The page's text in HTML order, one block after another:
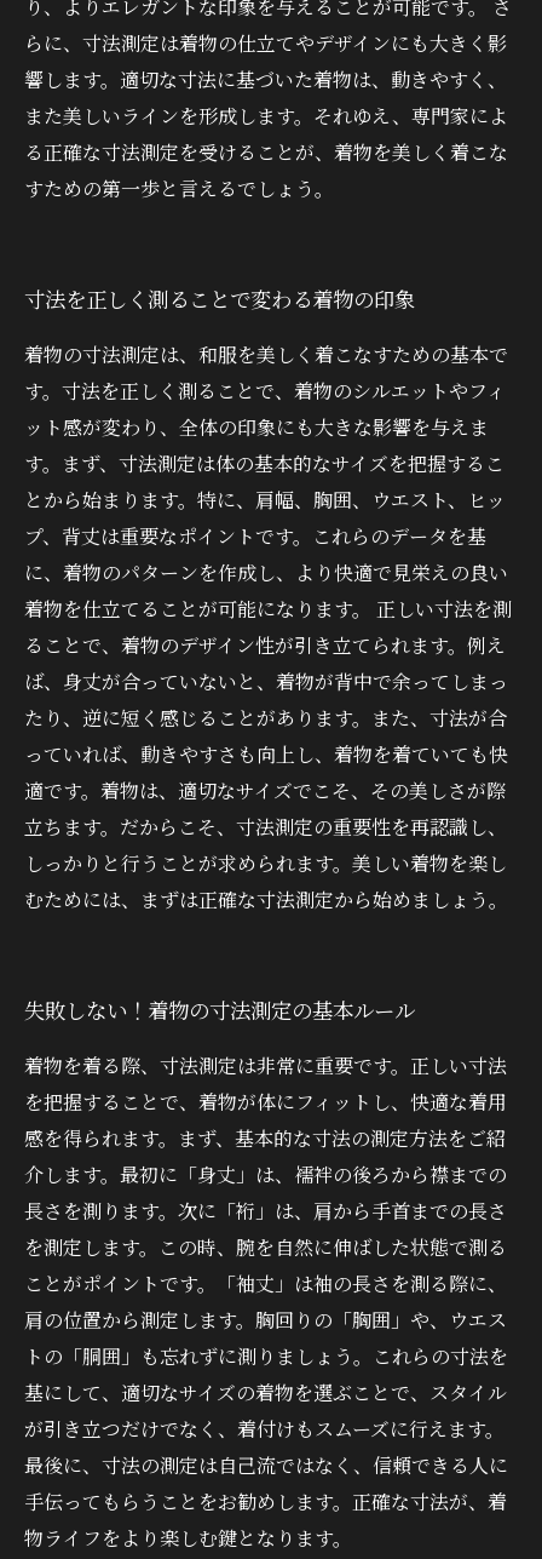
り、よりエレガントな印象を与えることが可能です。 さ
らに、寸法測定は着物の仕立てやデザインにも大きく影
響します。適切な寸法に基づいた着物は、動きやすく、
また美しいラインを形成します。それゆえ、専門家によ
る正確な寸法測定を受けることが、着物を美しく着こな
すための第一歩と言えるでしょう。
寸法を正しく測ることで変わる着物の印象
着物の寸法測定は、和服を美しく着こなすための基本で
す。寸法を正しく測ることで、着物のシルエットやフィ
ット感が変わり、全体の印象にも大きな影響を与えま
す。まず、寸法測定は体の基本的なサイズを把握するこ
とから始まります。特に、肩幅、胸囲、ウエスト、ヒッ
プ、背丈は重要なポイントです。これらのデータを基
に、着物のパターンを作成し、より快適で見栄えの良い
着物を仕立てることが可能になります。 正しい寸法を測
ることで、着物のデザイン性が引き立てられます。例え
ば、身丈が合っていないと、着物が背中で余ってしまっ
たり、逆に短く感じることがあります。また、寸法が合
っていれば、動きやすさも向上し、着物を着ていても快
適です。着物は、適切なサイズでこそ、その美しさが際
立ちます。だからこそ、寸法測定の重要性を再認識し、
しっかりと行うことが求められます。美しい着物を楽し
むためには、まずは正確な寸法測定から始めましょう。
失敗しない！着物の寸法測定の基本ルール
着物を着る際、寸法測定は非常に重要です。正しい寸法
を把握することで、着物が体にフィットし、快適な着用
感を得られます。まず、基本的な寸法の測定方法をご紹
介します。最初に「身丈」は、襦袢の後ろから襟までの
長さを測ります。次に「裄」は、肩から手首までの長さ
を測定します。この時、腕を自然に伸ばした状態で測る
ことがポイントです。「袖丈」は袖の長さを測る際に、
肩の位置から測定します。胸回りの「胸囲」や、ウエス
トの「胴囲」も忘れずに測りましょう。これらの寸法を
基にして、適切なサイズの着物を選ぶことで、スタイル
が引き立つだけでなく、着付けもスムーズに行えます。
最後に、寸法の測定は自己流ではなく、信頼できる人に
手伝ってもらうことをお勧めします。正確な寸法が、着
物ライフをより楽しむ鍵となります。